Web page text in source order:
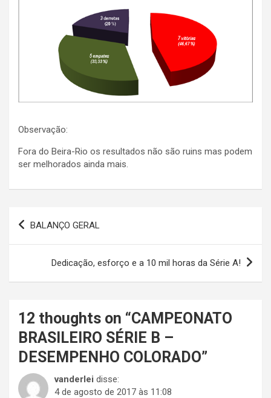
Observação:
Fora do Beira-Rio os resultados não são ruins mas podem
ser melhorados ainda mais.
Navegação
de
BALANÇO GERAL
Dedicação, esforço e a 10 mil horas da Série A!
12 thoughts on “CAMPEONATO
BRASILEIRO SÉRIE B –
DESEMPENHO COLORADO”
vanderlei disse:
4 de agosto de 2017 às 11:08